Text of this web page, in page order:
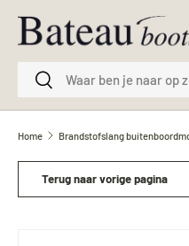
Ga naar inhoud
ZoekenZoeken
Home Brandstofslang
Terug naar vorige pagina